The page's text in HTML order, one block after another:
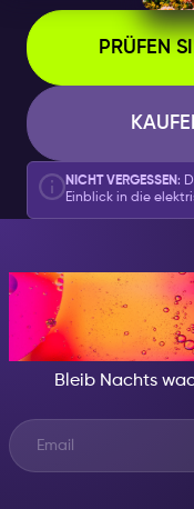
PRÜFEN
NICHT VERGESSEN :
Einblick in die
IN DER
Bleib Nachts